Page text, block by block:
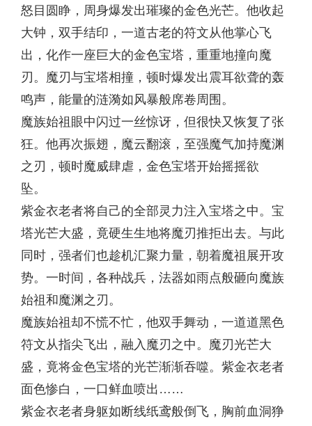
怒目圆睁，周身爆发出璀璨的金色光芒。他收起
大钟，双手结印，一道古老的符文从他掌心飞
出，化作一座巨大的金色宝塔，重重地撞向魔
刃。魔刃与宝塔相撞，顿时爆发出震耳欲聋的轰
鸣声，能量的涟漪如风暴般席卷周围。
魔族始祖眼中闪过一丝惊讶，但很快又恢复了张
狂。他再次振翅，魔云翻滚，至强魔气加持魔渊
之刃，顿时魔威肆虐，金色宝塔开始摇摇欲
坠。
紫金衣老者将自己的全部灵力注入宝塔之中。宝
塔光芒大盛，竟硬生生地将魔刃推拒出去。与此
同时，强者们也趁机汇聚力量，朝着魔祖展开攻
势。一时间，各种战兵，法器如雨点般砸向魔族
始祖和魔渊之刃。
魔族始祖却不慌不忙，他双手舞动，一道道黑色
符文从指尖飞出，融入魔刃之中。魔刃光芒大
盛，竟将金色宝塔的光芒渐渐吞噬。紫金衣老者
面色惨白，一口鲜血喷出……
紫金衣老者身躯如断线纸鸢般倒飞，胸前血洞狰